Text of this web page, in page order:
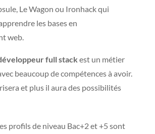
Le Wagon ou Ironhack qui
les bases en
web.
full stack est un métier
beaucoup de compétences à avoir.
et plus il aura des possibilités
profils de niveau Bac+2 et +5 sont